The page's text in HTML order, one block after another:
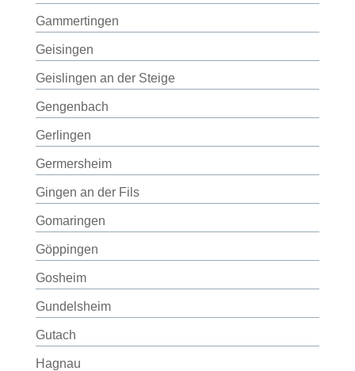
Gammertingen
Geisingen
Geislingen an der Steige
Gengenbach
Gerlingen
Germersheim
Gingen an der Fils
Gomaringen
Göppingen
Gosheim
Gundelsheim
Gutach
Hagnau